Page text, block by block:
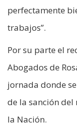
perfectamente
trabajos”.
Por su parte el
Abogados de
jornada donde
de la sanción del
la Nación.